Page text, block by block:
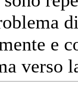
e
verso